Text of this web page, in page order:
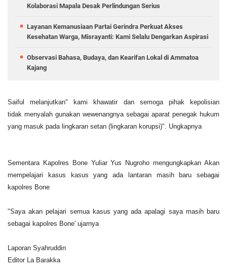
Kolaborasi Mapala Desak Perlindungan Serius
Layanan Kemanusiaan Partai Gerindra Perkuat Akses
Kesehatan Warga, Misrayanti: Kami Selalu Dengarkan Aspirasi
Observasi Bahasa, Budaya, dan Kearifan Lokal di Ammatoa
Kajang
Saiful melanjutkan" kami khawatir dan semoga pihak kepolisian
tidak menyalah gunakan wewenangnya sebagai aparat penegak hukum
yang masuk pada lingkaran setan (lingkaran korupsi)". Ungkapnya
Sementara Kapolres Bone Yuliar Yus Nugroho mengungkapkan Akan
mempelajari kasus kasus yang ada lantaran masih baru sebagai
kapolres Bone
"Saya akan pelajari semua kasus yang ada apalagi saya masih baru
sebagai kapolres Bone' ujarnya
Laporan Syahruddin
Editor La Barakka